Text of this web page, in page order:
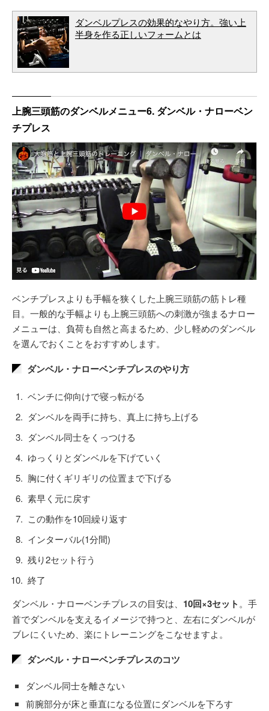
ダンベルプレスの効果的なやり方。強い上
半身を作る正しいフォームとは
上腕三頭筋のダンベルメニュー6. ダンベル・ナローベン
チプレス
ベンチプレスよりも手幅を狭くした上腕三頭筋の筋トレ種
目。一般的な手幅よりも上腕三頭筋への刺激が強まるナロー
メニューは、負荷も自然と高まるため、少し軽めのダンベル
を選んでおくことをおすすめします。
ダンベル・ナローベンチプレスのやり方
ベンチに仰向けで寝っ転がる
ダンベルを両手に持ち、真上に持ち上げる
ダンベル同士をくっつける
ゆっくりとダンベルを下げていく
胸に付くギリギリの位置まで下げる
素早く元に戻す
この動作を10回繰り返す
インターバル(1分間)
残り2セット行う
終了
ダンベル・ナローベンチプレスの目安は、 10回×3セット 。手
首でダンベルを支えるイメージで持つと、左右にダンベルが
ブレにくいため、楽にトレーニングをこなせますよ。
ダンベル・ナローベンチプレスのコツ
ダンベル同士を離さない
前腕部分が床と垂直になる位置にダンベルを下ろす